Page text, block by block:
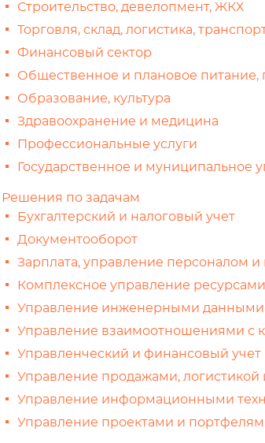
Строительство, девелопмент, ЖКХ
Торговля, склад, логистика,
Финансовый сектор
Общественное и плановое питание,
Образование, культура
Здравоохранение и медицина
Профессиональные услуги
Государственное и муниципальное
Решения по задачам
Бухгалтерский и налоговый учет
Документооборот
Зарплата, управление персоналом и
Комплексное управление
Управление инженерными данными
Управление взаимоотношениями с
Управленческий и финансовый учет
Управление продажами, логистикой
Управление информационными
Управление проектами и